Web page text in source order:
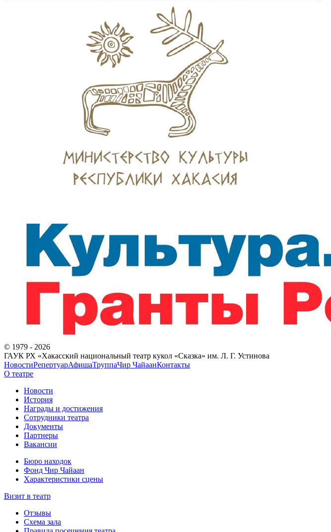
© 1979 - 2026
ГАУК РХ «Хакасский национальный театр кукол «Сказка» им. Л. Г. Устинова
НовостиРепертуарАфишаТруппаЧир ЧайаанКонтакты
О театре
Новости
История
Награды и достижения
Cотрудники театра
Документы
Партнеры
Вакансии
Бюро находок
Фонд Чир Чайаан
Характеристики сцены
Визит в театр
Отзывы
Схема зала